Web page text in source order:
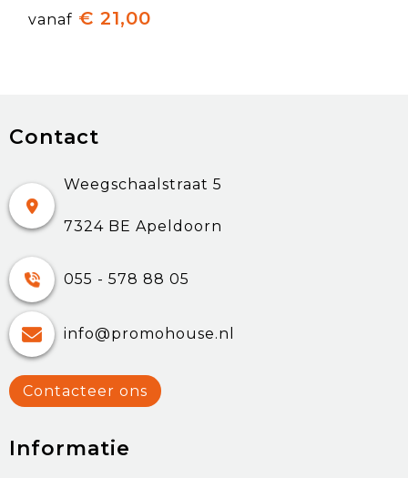
vanaf € 21,00
Contact
Weegschaalstraat 5
7324 BE Apeldoorn
055 - 578 88 05
info@promohouse.nl
Contacteer ons
Informatie